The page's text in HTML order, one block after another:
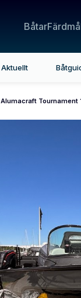
Båtar
Aktuellt
Alumacraft Tournament